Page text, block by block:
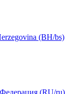
(BH/bs)
(RU/ru)